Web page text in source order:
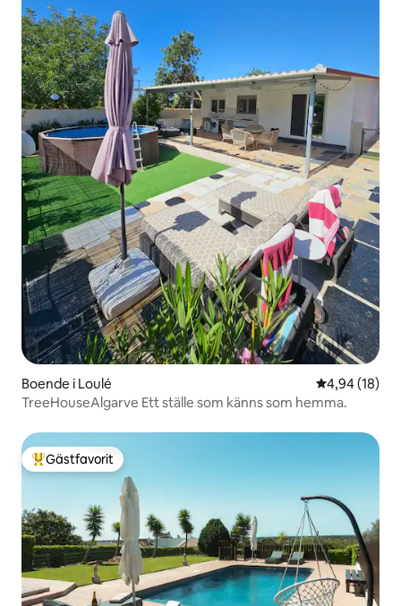
Boende i Loulé 4,94 av 5 i
4,94 (18)
TreeHouseAlgarve Ett ställe som känns som hemma.
Populär gästfavorit
Gästfavorit